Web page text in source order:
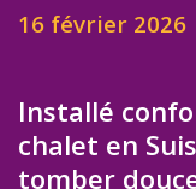
16 février 2026
Installé
chalet en
tomber